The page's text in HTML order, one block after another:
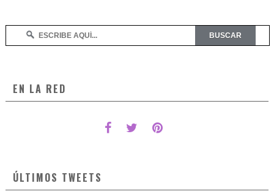
EN LA RED
ÚLTIMOS TWEETS